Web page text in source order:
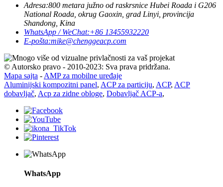
Adresa:800 metara južno od raskrsnice Hubei Roada i G206
National Roada, okrug Gaoxin, grad Linyi, provincija
Shandong, Kina
WhatsApp / WeChat:+86 13455932220
E-pošta:mike@chenggeacp.com
© Autorsko pravo - 2010-2023: Sva prava pridržana.
Mapa sajta - AMP za mobilne uređaje
Aluminijski kompozitni panel, ACP za particiju, ACP, ACP
dobavljač, Acp za zidne obloge, Dobavljač ACP-a,
WhatsApp